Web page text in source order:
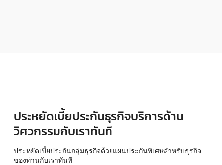
ประหยัดเบี้ยประกันธุรกิจบริการด้าน
วิศวกรรมกับเราทันที
ประหยัดเบี้ยประกันกลุ่มธุรกิจด้วยแผนประกันพิเศษสำหรับธุรกิจ
ของท่านกับเราทันที